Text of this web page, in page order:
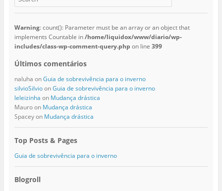
Warning: count(): Parameter must be an array or an object that
implements Countable in/home/liquidox/www/diario/wp-
includes/class-wp-comment-query.php on line 399
Últimos comentários
naluha onGuia de sobrevivência para o inverno
silvioSilvioonGuia de sobrevivência para o inverno
leleizinha on Mudança drástica
Mauroon Mudança drástica
Spaceyon Mudança drástica
Top Posts & Pages
Guia de sobrevivência para o inverno
Blogroll